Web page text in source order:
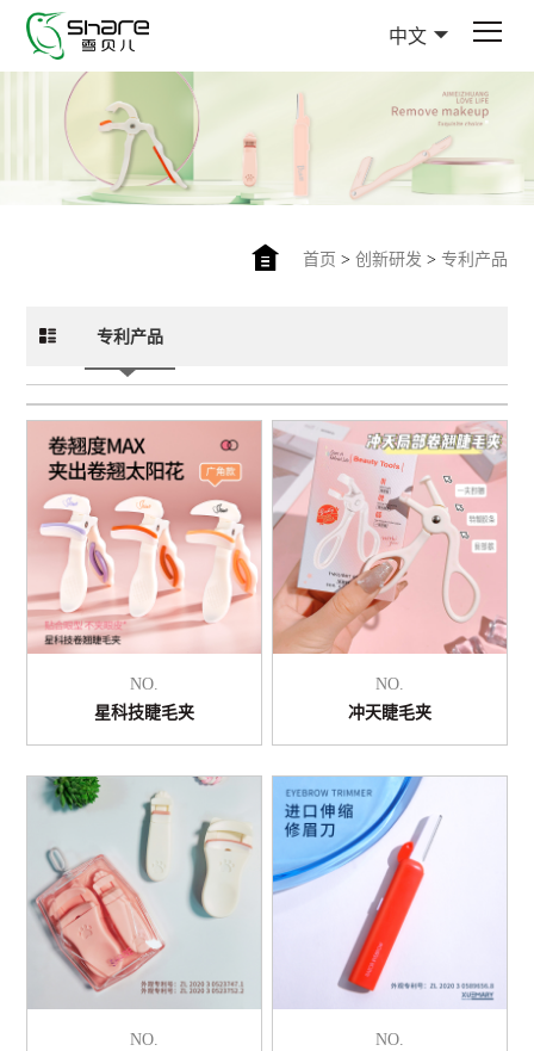
中文
首页 > 创新研发 > 专利产品
专利产品
NO.
星科技睫毛夹
NO.
冲天睫毛夹
NO.
NO.